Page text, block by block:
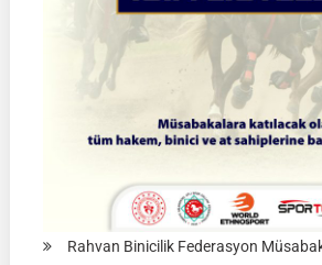
Rahvan Binicilik Federasyon